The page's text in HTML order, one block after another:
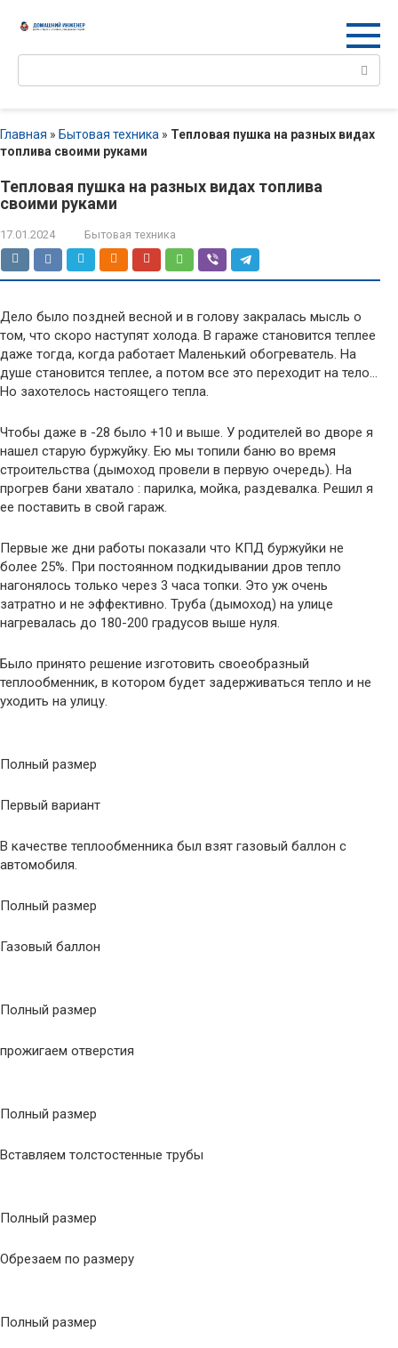
Поиск:
Главная » Бытовая техника » Тепловая пушка на разных видах
топлива своими руками
Тепловая пушка на разных видах топлива
своими руками
17.01.2024 Бытовая техника
Дело было поздней весной и в голову закралась мысль о
том, что скоро наступят холода. В гараже становится теплее
даже тогда, когда работает Маленький обогреватель. На
душе становится теплее, а потом все это переходит на тело…
Но захотелось настоящего тепла.
Чтобы даже в -28 было +10 и выше. У родителей во дворе я
нашел старую буржуйку. Ею мы топили баню во время
строительства (дымоход провели в первую очередь). На
прогрев бани хватало : парилка, мойка, раздевалка. Решил я
ее поставить в свой гараж.
Первые же дни работы показали что КПД буржуйки не
более 25%. При постоянном подкидывании дров тепло
нагонялось только через 3 часа топки. Это уж очень
затратно и не эффективно. Труба (дымоход) на улице
нагревалась до 180-200 градусов выше нуля.
Было принято решение изготовить своеобразный
теплообменник, в котором будет задерживаться тепло и не
уходить на улицу.
Полный размер
Первый вариант
В качестве теплообменника был взят газовый баллон с
автомобиля.
Полный размер
Газовый баллон
Полный размер
прожигаем отверстия
Полный размер
Вставляем толстостенные трубы
Полный размер
Обрезаем по размеру
Полный размер